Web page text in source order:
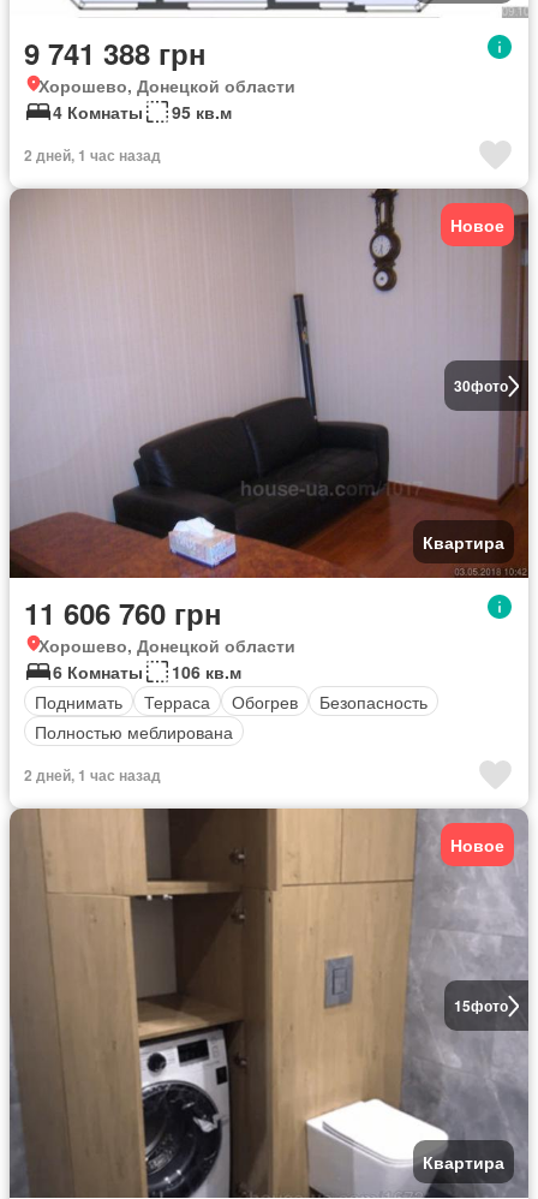
9 741 388 грн
Хорошево, Донецкой области
4 Комнаты
95 кв.м
2 дней, 1 час назад
30фото
Новое
Квартира
11 606 760 грн
Хорошево, Донецкой области
6 Комнаты
106 кв.м
Поднимать
Терраса Обогрев
Безопасность
Полностью меблирована
2 дней, 1 час назад
15фото
Новое
Квартира